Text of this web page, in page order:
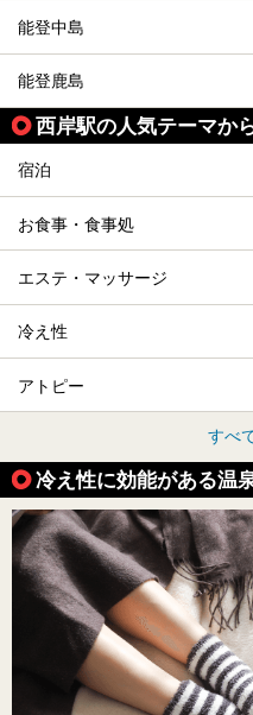
能登中島
能登鹿島
西岸駅の人気テーマか
宿泊
お食事・食事処
エステ・マッサージ
冷え性
アトピー
すべ
冷え性に効能がある温